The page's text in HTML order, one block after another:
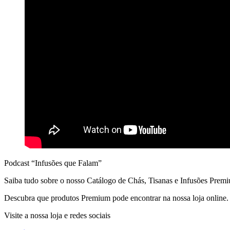
Podcast “Infusões que Falam”
Saiba tudo sobre o nosso Catálogo de Chás, Tisanas e Infusões
Descubra que produtos Premium pode encontrar na nossa loja online.
Visite a nossa loja e redes sociais